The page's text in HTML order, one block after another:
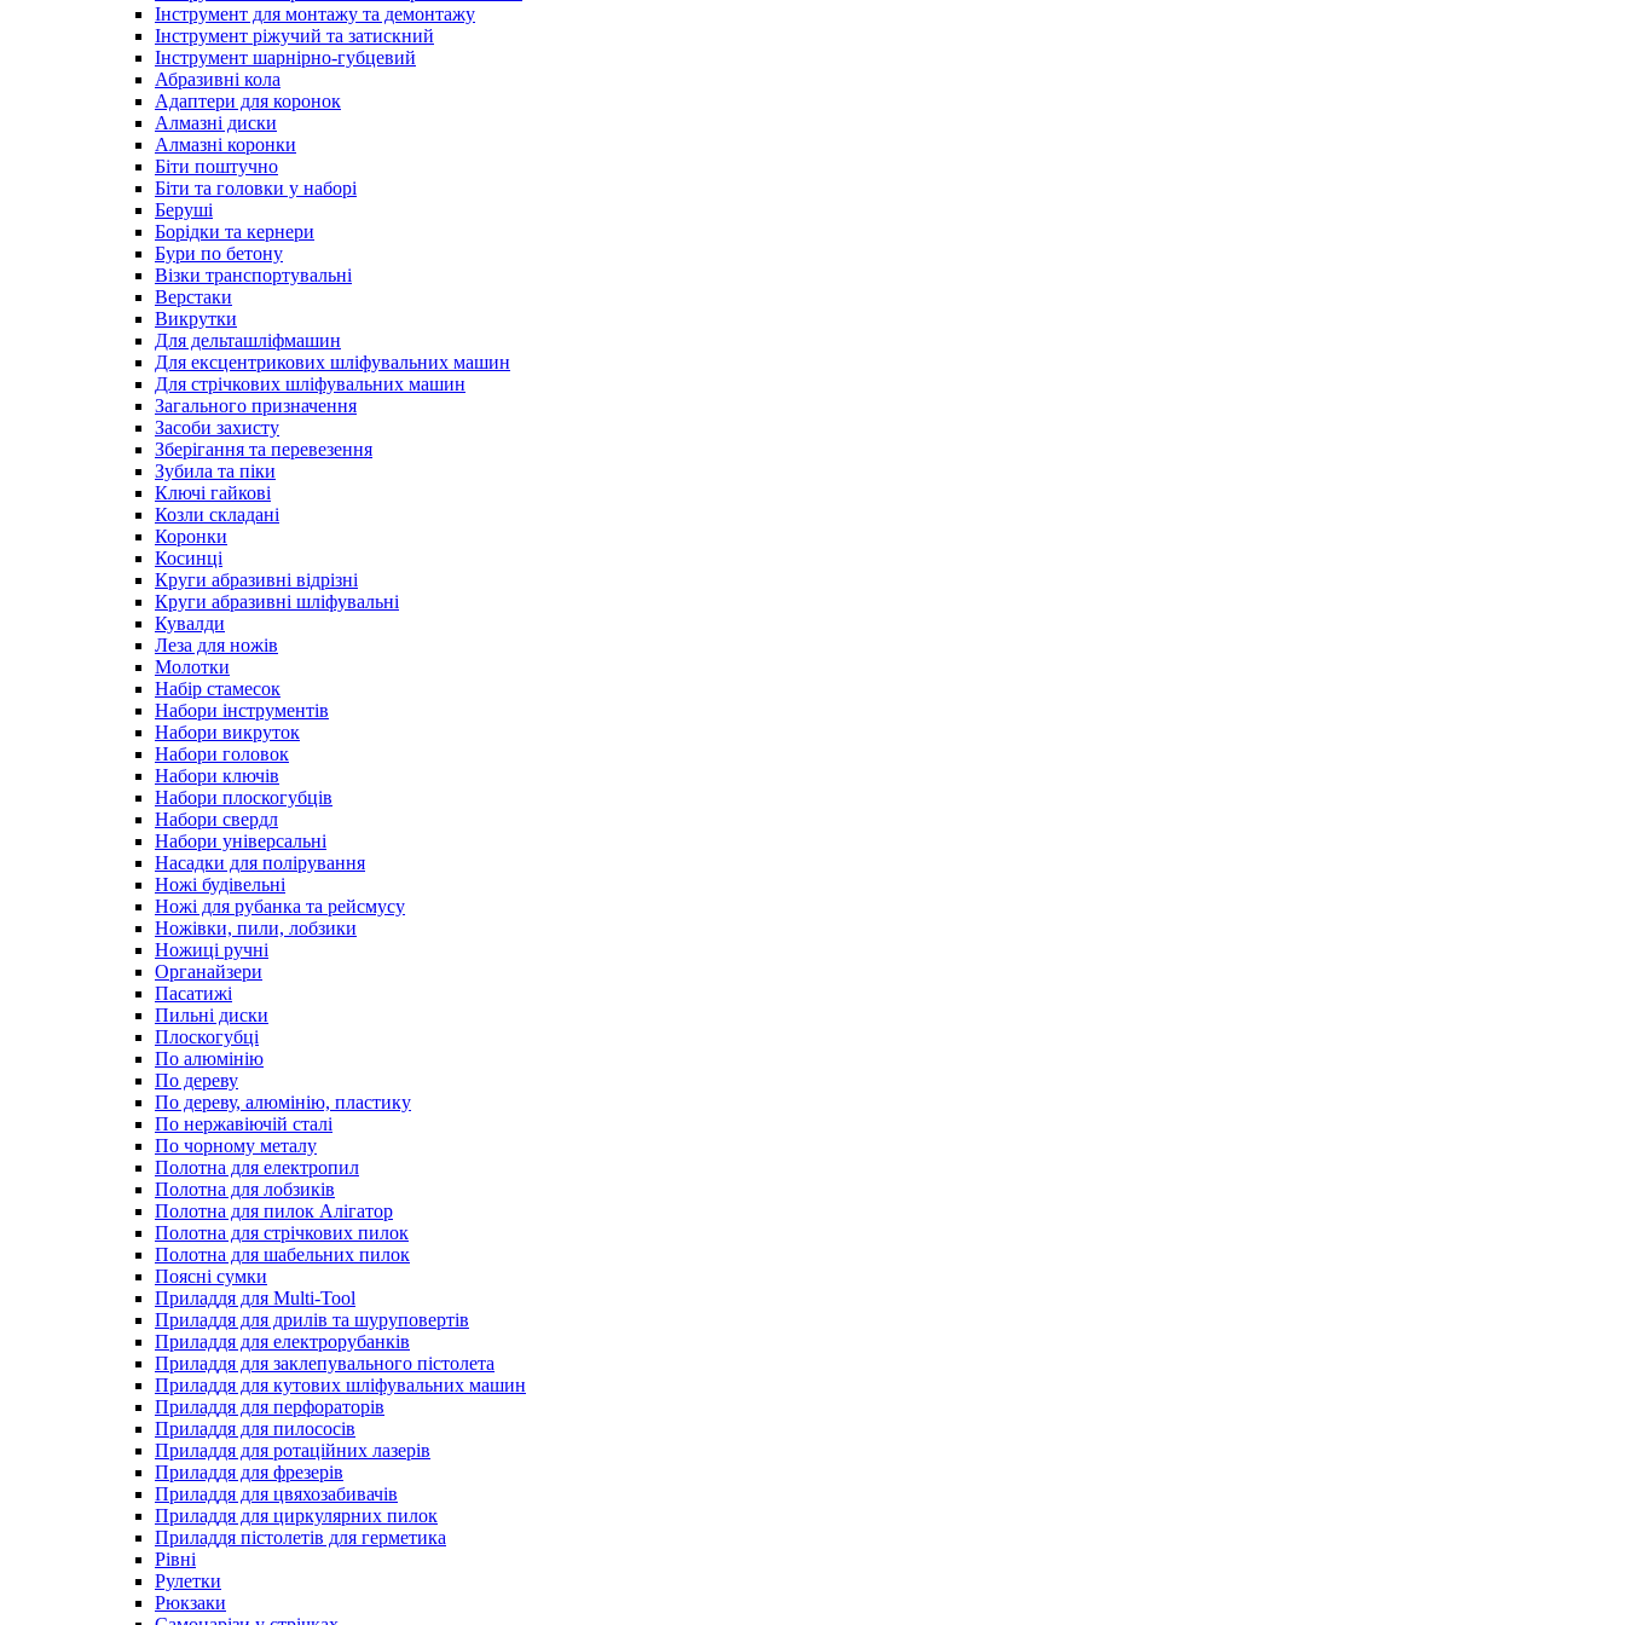
Інструмент для монтажу та демонтажу
Інструмент ріжучий та затискний
Інструмент шарнірно-губцевий
Абразивні кола
Адаптери для коронок
Алмазні диски
Алмазні коронки
Біти поштучно
Біти та головки у наборі
Беруші
Борідки та кернери
Бури по бетону
Візки транспортувальні
Верстаки
Викрутки
Для дельташліфмашин
Для ексцентрикових шліфувальних машин
Для стрічкових шліфувальних машин
Загального призначення
Засоби захисту
Зберігання та перевезення
Зубила та піки
Ключі гайкові
Козли складані
Коронки
Косинці
Круги абразивні відрізні
Круги абразивні шліфувальні
Кувалди
Леза для ножів
Молотки
Набір стамесок
Набори інструментів
Набори викруток
Набори головок
Набори ключів
Набори плоскогубців
Набори свердл
Набори універсальні
Насадки для полірування
Ножі будівельні
Ножі для рубанка та рейсмусу
Ножівки, пили, лобзики
Ножиці ручні
Органайзери
Пасатижі
Пильні диски
Плоскогубці
По алюмінію
По дереву
По дереву, алюмінію, пластику
По нержавіючій сталі
По чорному металу
Полотна для електропил
Полотна для лобзиків
Полотна для пилок Алігатор
Полотна для стрічкових пилок
Полотна для шабельних пилок
Поясні сумки
Приладдя для Multi-Tool
Приладдя для дрилів та шуруповертів
Приладдя для електрорубанків
Приладдя для заклепувального пістолета
Приладдя для кутових шліфувальних машин
Приладдя для перфораторів
Приладдя для пилососів
Приладдя для ротаційних лазерів
Приладдя для фрезерів
Приладдя для цвяхозабивачів
Приладдя для циркулярних пилок
Приладдя пістолетів для герметика
Рівні
Рулетки
Рюкзаки